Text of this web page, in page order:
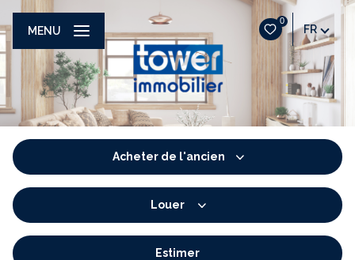
0
FR
MENU
Acheter de l'ancien
De l'immo pro
Louer
Estimer